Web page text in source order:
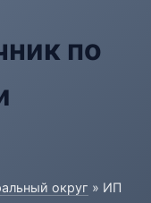
по
округ » ИП